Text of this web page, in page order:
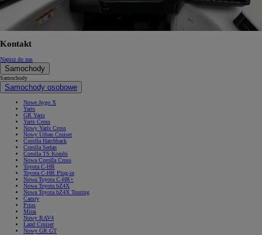
Kontakt
Napisz do nas
Samochody
Samochody
Samochody osobowe
Nowe Aygo X
Yaris
GR Yaris
Yaris Cross
Nowy Yaris Cross
Nowy Urban Cruiser
Corolla Hatchback
Corolla Sedan
Corolla TS Kombi
Nowa Corolla Cross
Toyota C-HR
Toyota C-HR Plug-in
Nowa Toyota C-HR+
Nowa Toyota bZ4X
Nowa Toyota bZ4X Touring
Camry
Prius
Mirai
Nowy RAV4
Land Cruiser
Nowy GR GT